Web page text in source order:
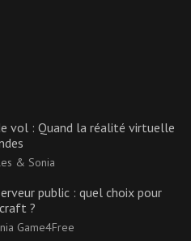
vol : Quand la réalité virtuelle
& Sonia
public : quel choix pour
?
Game4Free